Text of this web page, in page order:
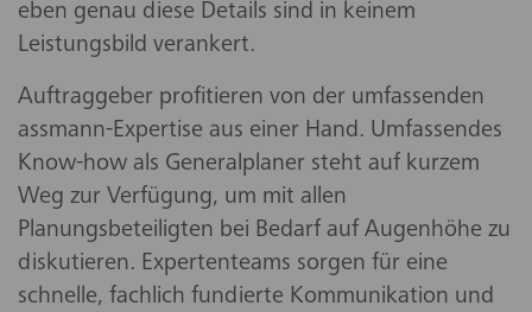
eben genau diese Details sind in keinem
Leistungsbild verankert.
Auftraggeber profitieren von der umfassenden
assmann-Expertise aus einer Hand. Umfassendes
Know-how als Generalplaner steht auf kurzem
Weg zur Verfügung, um mit allen
Planungsbeteiligten bei Bedarf auf Augenhöhe zu
diskutieren. Expertenteams sorgen für eine
schnelle, fachlich fundierte Kommunikation und